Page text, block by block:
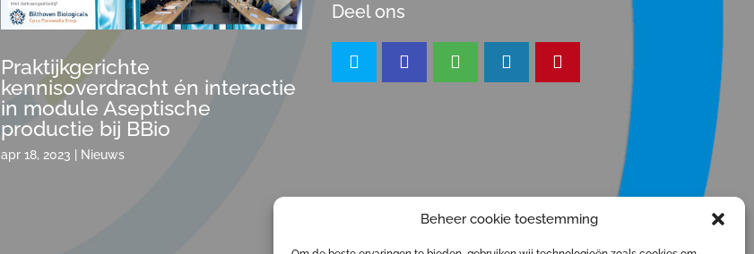
Beheer cookie toestemming
Praktijkgerichte
kennisoverdracht én interactie
in module Aseptische
productie bij BBio
apr 18, 2023 Nieuws
Deel ons